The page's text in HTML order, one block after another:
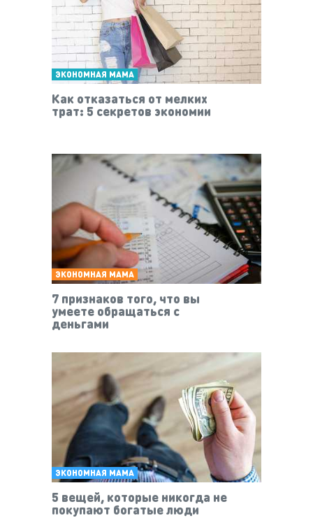
ЭКОНОМНАЯ МАМА
Как отказаться от мелких
трат: 5 секретов экономии
ЭКОНОМНАЯ МАМА
7 признаков того, что вы
умеете обращаться с
деньгами
ЭКОНОМНАЯ МАМА
5 вещей, которые никогда не
покупают богатые люди